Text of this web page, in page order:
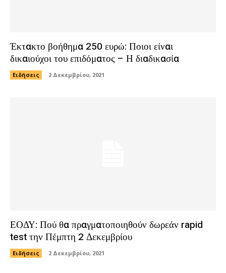
Έκτακτο βοήθημα 250 ευρώ: Ποιοι είναι
δικαιούχοι του επιδόματος – Η διαδικασία
Ειδήσεις 2 Δεκεμβρίου, 2021
ΕΟΔΥ: Πού θα πραγματοποιηθούν δωρεάν rapid
test την Πέμπτη 2 Δεκεμβρίου
Ειδήσεις 2 Δεκεμβρίου, 2021